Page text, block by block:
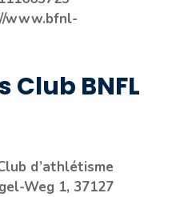
www.bfnl-
Club BNFL
d’athlétisme
Weg 1, 37127